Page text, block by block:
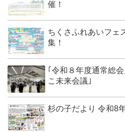
催！
ちくさふれあいフェ
集！
｢令和８年度通常総
こ未来会議｣
杉の子だより 令和8